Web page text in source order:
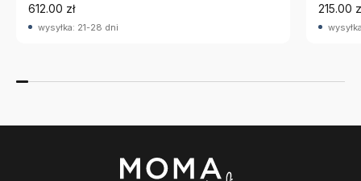
612.00 zł
wysyłka: 21-28 dni
215.00